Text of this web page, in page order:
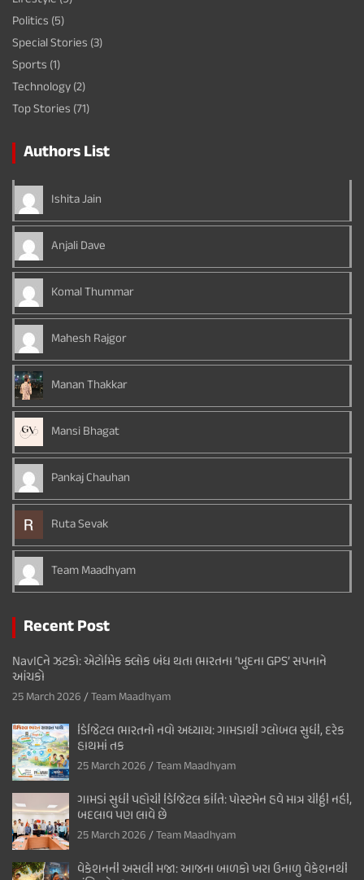
Politics (5)
Special Stories (3)
Sports (1)
Technology(2)
Top Stories (71)
Authors List
Ishita Jain
Anjali Dave
Komal Thummar
Mahesh Rajgor
Manan Thakkar
Mansi Bhagat
Pankaj Chauhan
Ruta Sevak
Team Maadhyam
Recent Post
NavICને ઝટકો: એટોમિક ક્લોક બંધ થતા ભારતના ‘ખુદના GPS’ સપનાને
આંચકો
25 March 2026 Team Maadhyam
ડિજિટલ ભારતનો નવો અધ્યાય: ગામડાથી ગ્લોબલ સુધી, દરેક
હાથમાં તક
25 March 2026 Team Maadhyam
ગામડાં સુધી પહોંચી ડિજિટલ ક્રાંતિ: પોસ્ટમેન હવે માત્ર ચીઠ્ઠી નહીં,
બદલાવ પણ લાવે છે
25 March 2026 Team Maadhyam
વેકેશનની અસલી મજા: આજના બાળકો ખરા ઉનાળુ વેકેશનથી